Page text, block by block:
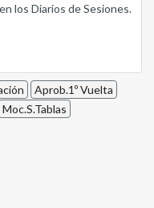
los Diarios de Sesiones.
Aprob.1º Vuelta
Moc.S.Tablas